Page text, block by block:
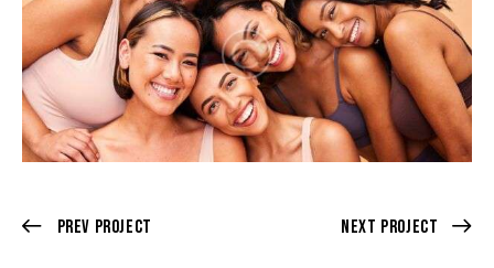
Prev Project Next Project